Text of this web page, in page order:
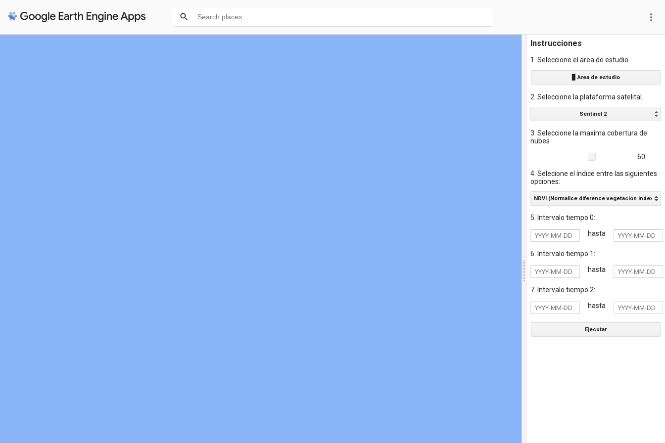
more_vert
Instrucciones
1. Seleccione el area de estudio.
▊ Area de estudio
2. Seleccione la plataforma satelital.
Sentinel 2
3. Seleccione la maxima cobertura de
nubes
60
4. Selecione el índice entre las siguientes
opciones:
NDVI (Normalice diference vegetacion index)
5. Intervalo tiempo 0:
hasta
6. Intervalo tiempo 1:
hasta
7. Intervalo tiempo 2:
hasta
Ejecutar